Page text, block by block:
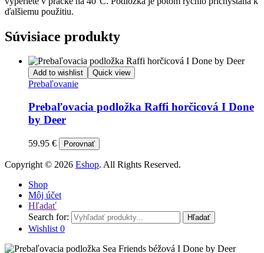
ďalšiemu použitiu.
Súvisiace produkty
Add to wishlist Quick view
Prebaľovanie
Prebaľovacia podložka Raffi horčicová I Done
by Deer
59.95 € Porovnať
Copyright © 2026 Eshop. All Rights Reserved.
Shop
Môj účet
Hľadať
Search for:
Hľadať
Wishlist 0